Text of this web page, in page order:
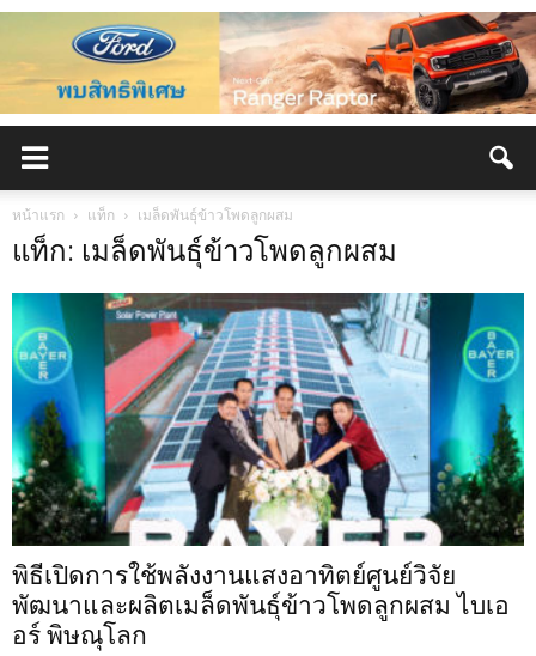
หน้าแรก แท็ก เมล็ดพันธุ์ข้าวโพดลูกผสม
แท็ก: เมล็ดพันธุ์ข้าวโพดลูกผสม
พิธีเปิดการใช้พลังงานแสงอาทิตย์ศูนย์วิจัย
พัฒนาและผลิตเมล็ดพันธุ์ข้าวโพดลูกผสม ไบเอ
อร์ พิษณุโลก